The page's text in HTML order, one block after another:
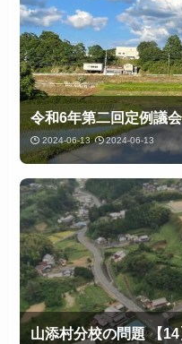
令和6年第二回定例議
2024-06-13 2024-06-13
山添村分校の問題 【